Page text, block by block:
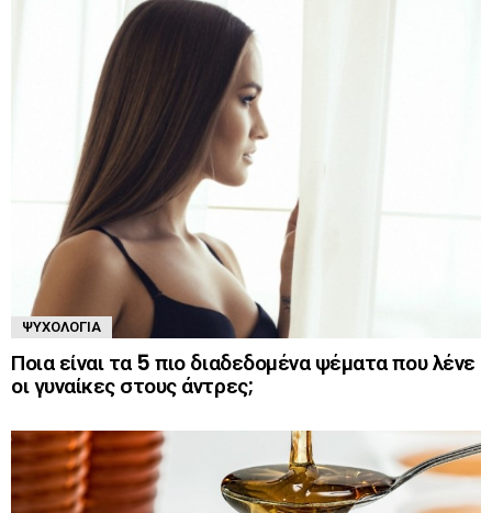
ΨΥΧΟΛΟΓΊΑ
Ποια είναι τα 5 πιο διαδεδομένα ψέματα που λένε
οι γυναίκες στους άντρες;